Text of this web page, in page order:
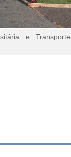
e Transporte